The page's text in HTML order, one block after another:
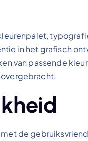
in het grafisch
van passende
de